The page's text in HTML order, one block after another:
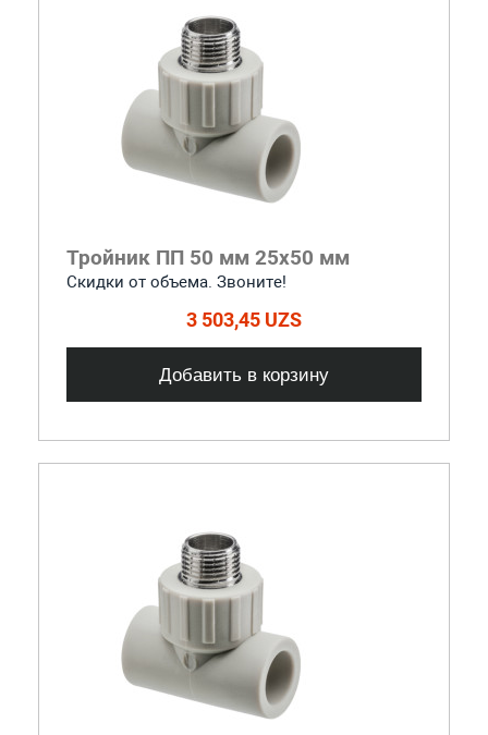
Тройник ПП 50 мм 25х50 мм
Скидки от объема. Звоните!
3 503,45 UZS
Добавить в корзину